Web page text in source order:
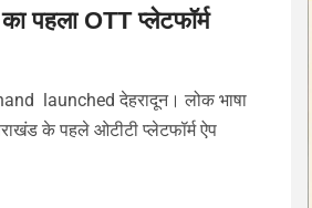
पहला OTT प्लेटफॉर्म
launched देहरादून। लोक भाषा
के पहले ओटीटी प्लेटफॉर्म ऐप